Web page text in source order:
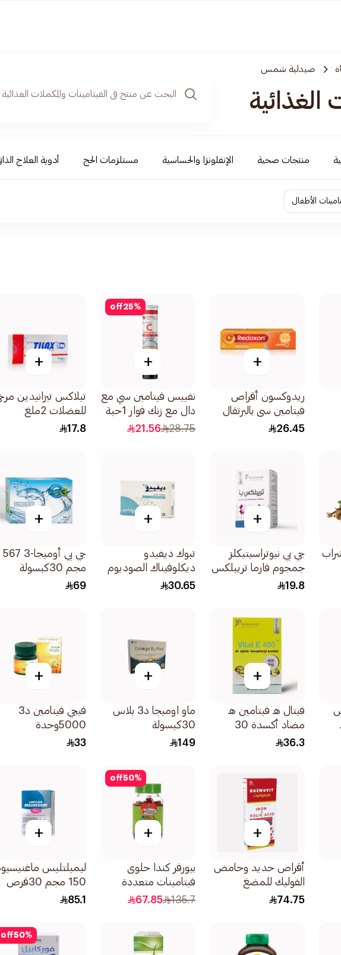
صيدلية شمس
الغذائية
منتجات صحية الإنفلونزا والحساسية مستلزمات الحج أدوية العلاج
الأطفال
+
ريدوكسون أقراص
فيتامين سي بالبرتقال
15قرص
26.45
25%
off
+
نفييس فيتامين سي مع
دال مع زنك فوار 1حبة
28.75
21.56
+
تيلاكس تيزانيدين
للعضلات 2ملغ
30قرص
17.8
+
جي بي نيوتراسيتيكلز
جمجوم فارما تريبلكس
فيتامين ب 30قرص
19.8
+
تبوك ديفيدو
ديكلوفيناك الصوديوم
75ملغ 20كبسولة
30.65
+
جي بي أوميجا-3 567
مجم 30كبسولة
69
+
فيتال هـ فيتامين هـ
مضاد أكسدة 30
كبسولة
36.3
+
ماو اوميجا د3 بلاس
30كبسولة
149
+
فيجي فيتامين د3
5000وحدة
60كبسولة
33
+
أقراص حديد وحامض
الفوليك للمضغ
30قرص
74.75
50%
off
+
بيورفر كندا حلوى
فيتامينات متعددة
نباتية للأطفال 60قطعة
135.7
67.85
+
ليميلتليس
150 مجم 30قرص
85.1
50%
off